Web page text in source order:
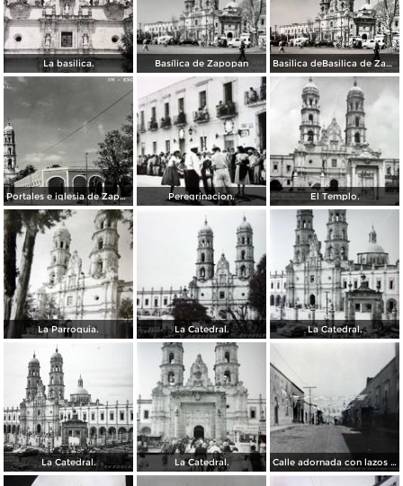
La basilica. Basílica de Zapopan Basilica deBasilica de Zapopan
Portales e iglesia de Zapopan Peregrinacion. El Templo.
La Parroquia. La Catedral. La Catedral.
La Catedral. La Catedral. Calle adornada con lazos de papel multicolor Zapopan Jalisco 1939.